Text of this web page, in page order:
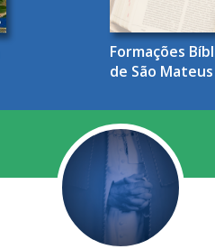
Formações
de São Mateus